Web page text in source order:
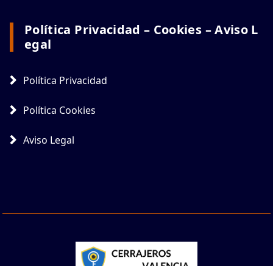
Política Privacidad – Cookies – Aviso L
Egal
Política Privacidad
Política Cookies
Aviso Legal